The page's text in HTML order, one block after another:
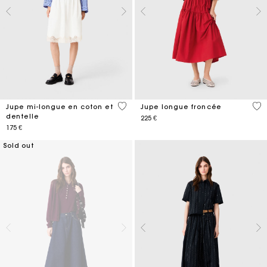
Jupe mi-longue en coton et
dentelle
175 €
4,3 out of 5 Customer Rating
Jupe longue froncée
225 €
5
Sold out